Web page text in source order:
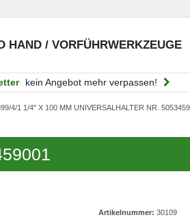
HAND / VORFÜHRWERKZEUGE
kein Angebot mehr verpassen!
4/1 1/4" X 100 MM UNIVERSALHALTER NR.
Artikelnummer: 30109